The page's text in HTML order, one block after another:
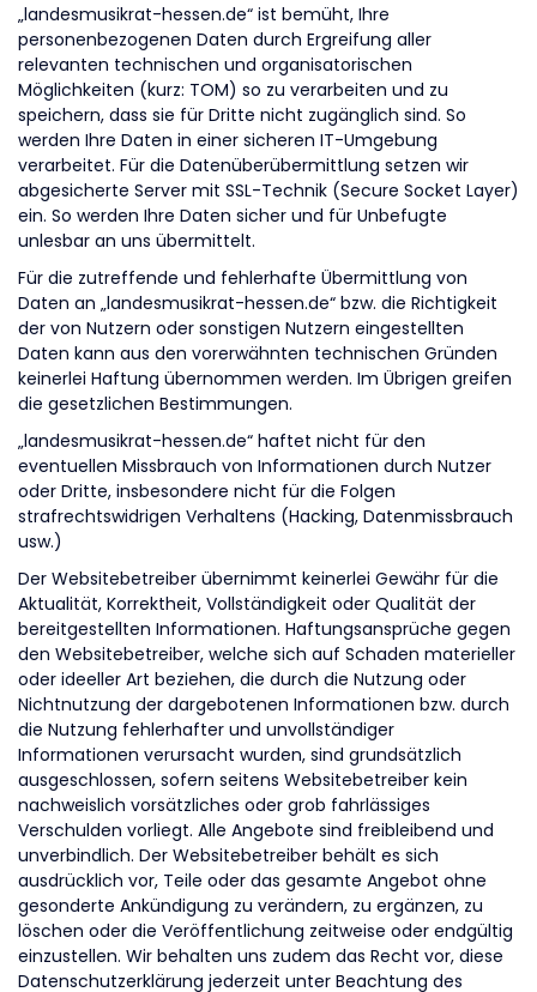
„landesmusikrat-hessen.de“ ist bemüht, Ihre
personenbezogenen Daten durch Ergreifung aller
relevanten technischen und organisatorischen
Möglichkeiten (kurz: TOM) so zu verarbeiten und zu
speichern, dass sie für Dritte nicht zugänglich sind. So
werden Ihre Daten in einer sicheren IT-Umgebung
verarbeitet. Für die Datenüberübermittlung setzen wir
abgesicherte Server mit SSL-Technik (Secure Socket Layer)
ein. So werden Ihre Daten sicher und für Unbefugte
unlesbar an uns übermittelt.
Für die zutreffende und fehlerhafte Übermittlung von
Daten an „landesmusikrat-hessen.de“ bzw. die Richtigkeit
der von Nutzern oder sonstigen Nutzern eingestellten
Daten kann aus den vorerwähnten technischen Gründen
keinerlei Haftung übernommen werden. Im Übrigen greifen
die gesetzlichen Bestimmungen.
„landesmusikrat-hessen.de“ haftet nicht für den
eventuellen Missbrauch von Informationen durch Nutzer
oder Dritte, insbesondere nicht für die Folgen
strafrechtswidrigen Verhaltens (Hacking, Datenmissbrauch
usw.)
Der Websitebetreiber übernimmt keinerlei Gewähr für die
Aktualität, Korrektheit, Vollständigkeit oder Qualität der
bereitgestellten Informationen. Haftungsansprüche gegen
den Websitebetreiber, welche sich auf Schaden materieller
oder ideeller Art beziehen, die durch die Nutzung oder
Nichtnutzung der dargebotenen Informationen bzw. durch
die Nutzung fehlerhafter und unvollständiger
Informationen verursacht wurden, sind grundsätzlich
ausgeschlossen, sofern seitens Websitebetreiber kein
nachweislich vorsätzliches oder grob fahrlässiges
Verschulden vorliegt. Alle Angebote sind freibleibend und
unverbindlich. Der Websitebetreiber behält es sich
ausdrücklich vor, Teile oder das gesamte Angebot ohne
gesonderte Ankündigung zu verändern, zu ergänzen, zu
löschen oder die Veröffentlichung zeitweise oder endgültig
einzustellen. Wir behalten uns zudem das Recht vor, diese
Datenschutzerklärung jederzeit unter Beachtung des